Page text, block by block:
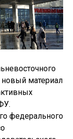
новый материал
федерального